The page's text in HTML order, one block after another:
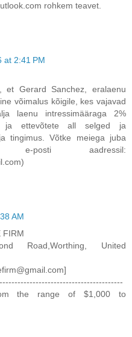
rohkem teavet.
at 2:41 PM
et Gerard Sanchez, eralaenu
võimalus kõigile, kes vajavad
laenu intressimääraga 2%
ja ettevõtete all selged ja
tingimus. Võtke meiega juba
posti aadressil:
AM
FIRM
Road,Worthing, United
the range of $1,000 to